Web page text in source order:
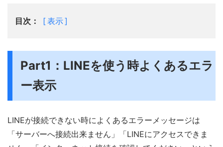
目次： 表示
Part1：LINEを使う時よくあるエラ
ー表示
LINEが接続できない時によくあるエラーメッセージは
「サーバーへ接続出来ません」「LINEにアクセスできま